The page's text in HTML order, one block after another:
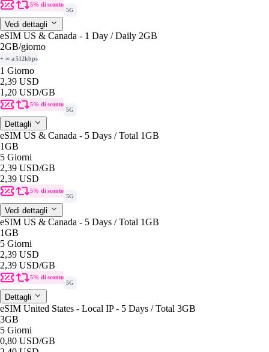
5% di sconto
5G
Vedi dettagli
eSIM US & Canada - 1 Day / Daily 2GB
2GB/giorno
+ ∞ a 512kbps
1 Giorno
2,39 USD
1,20 USD/GB
5% di sconto
5G
Dettagli
eSIM US & Canada - 5 Days / Total 1GB
1GB
5 Giorni
2,39 USD/GB
2,39 USD
5% di sconto
5G
Vedi dettagli
eSIM US & Canada - 5 Days / Total 1GB
1GB
5 Giorni
2,39 USD
2,39 USD/GB
5% di sconto
5G
Dettagli
eSIM United States - Local IP - 5 Days / Total 3GB
3GB
5 Giorni
0,80 USD/GB